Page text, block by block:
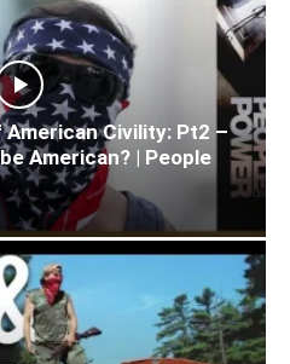
Civility: Pt2 –
American? | People